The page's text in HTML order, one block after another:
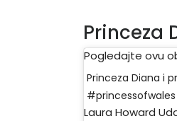
Princeza
Pogledajte ovu
Princeza Diana i
#princessofwales
Laura Howard